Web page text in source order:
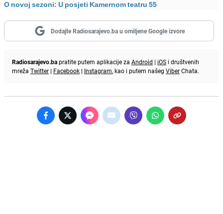
O novoj sezoni: U posjeti Kamernom teatru 55
Dodajte Radiosarajevo.ba u omiljene Google izvore
Radiosarajevo.bapratite putem aplikacije za Android | iOS i društvenih
mreža Twitter | Facebook | Instagram, kao i putem našeg ViberChata.